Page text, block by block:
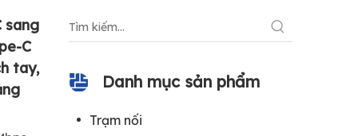
sang
C
tay,
Danh mục sản phẩm
Trạm nối